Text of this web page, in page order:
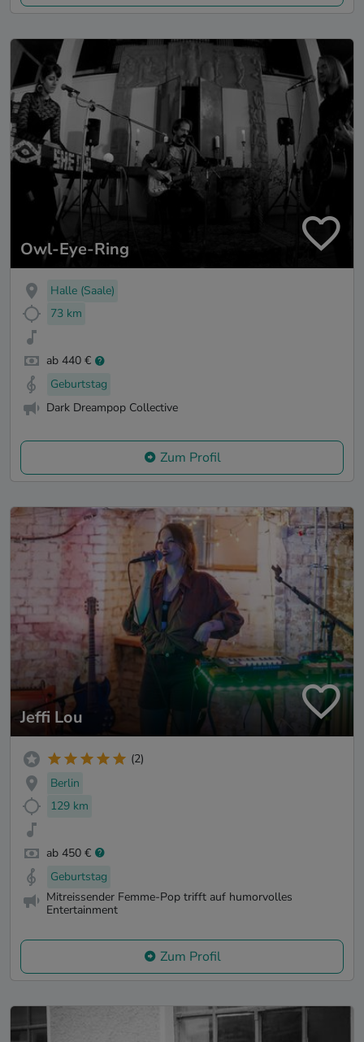
Owl-Eye-Ring
Halle (Saale)
73 km
ab 440 €
Geburtstag
Dark Dreampop Collective
Zum Profil
Jeffi Lou
(2)
Berlin
129 km
ab 450 €
Geburtstag
Mitreissender Femme-Pop trifft auf humorvolles
Entertainment
Zum Profil